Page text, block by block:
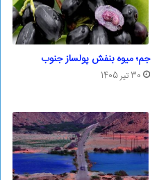
جم؛ ‌میوه بنفش پولساز جنوب
30 تیر 1405